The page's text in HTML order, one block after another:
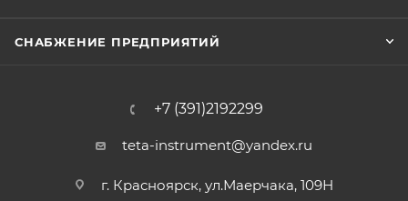
СНАБЖЕНИЕ ПРЕДПРИЯТИЙ
+7 (391)2192299
teta-instrument@yandex.ru
г. Красноярск, ул.Маерчака, 109Н